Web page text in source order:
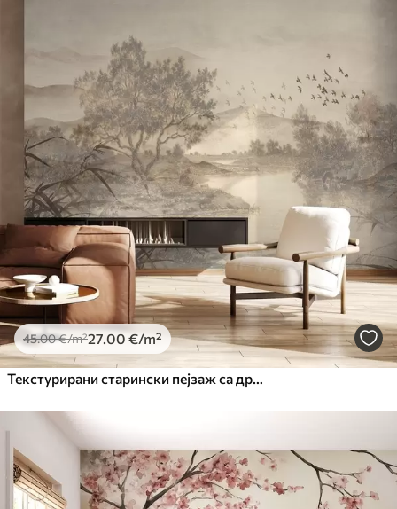
45.00€/m²27 .00 €/m²